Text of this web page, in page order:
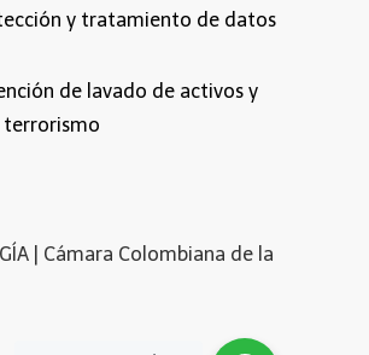
y tratamiento de datos
de lavado de activos y
terrorismo
| Cámara Colombiana de la